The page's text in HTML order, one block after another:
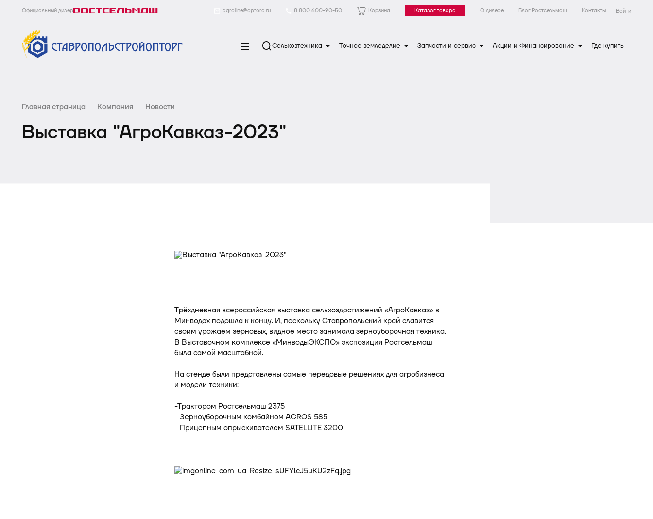
Официальный дилер agroline@optorg.ru 8 800 600-90-50 Корзина Каталог товара О дилере Блог Ростсельмаш Контакты Войти
Сельхозтехника Точное земледелие Запчасти и сервис Акции и Финансирование Где купить
Главная страница Компания Новости
Выставка "АгроКавказ-2023"
Трёхдневная всероссийская выставка сельхоздостижений «АгроКавказ» в
Минводах подошла к концу. И, поскольку Ставропольский край славится
своим урожаем зерновых, видное место занимала зерноуборочная техника.
В Выставочном комплексе «МинводыЭКСПО» экспозиция Ростсельмаш
была самой масштабной.
На стенде были представлены самые передовые решениях для агробизнеса
и модели техники:
-Трактором Ростсельмаш 2375
- Зерноуборочным комбайном ACROS 585
- Прицепным опрыскивателем SATELLITE 3200